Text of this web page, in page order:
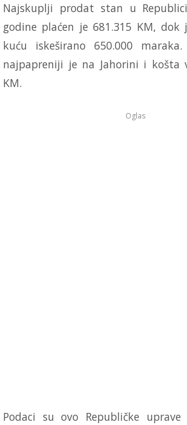
Najskuplji prodat stan u
godine plaćen je 681.315 KM, dok
kuću iskeširano 650.000
najpapreniji je na Jahorini i košta
KM.
Oglas
Podaci su ovo Republičke